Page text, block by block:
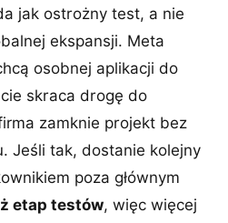
jak ostrożny test, a nie
ekspansji. Meta
osobnej aplikacji do
skraca drogę do
zamknie projekt bez
Jeśli tak, dostanie kolejny
poza głównym
etap testów, więc więcej